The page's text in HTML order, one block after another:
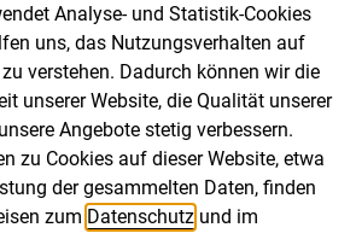
Oberbürgermeister Dr. Matthias
des Vorhabens ist für die
eine große Herausforderung.
die Menschen durch einfache
Maßnahmen mitzunehmen.“
über 100.000 Einwohnenden
Analyse- und Statistik-Cookies
uns, das Nutzungsverhalten auf
verstehen. Dadurch können wir die
unserer Website, die Qualität unserer
Angebote stetig verbessern.
zu Cookies auf dieser Website, etwa
der gesammelten Daten, finden
zum Datenschutz und im